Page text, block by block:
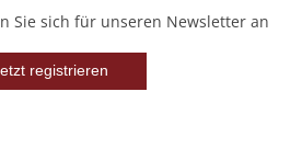
Sie sich für unseren Newsletter an
registrieren